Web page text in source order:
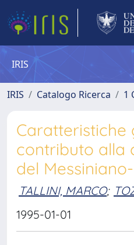
IRIS
IRIS Catalogo Ricerca 1
Caratteristiche
contributo alla
del
TALLINI, MARCO;
1995-01-01